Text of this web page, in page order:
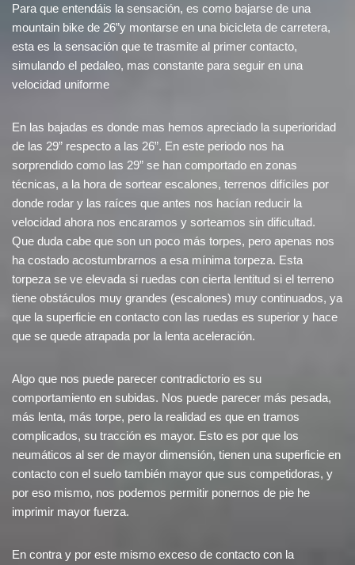
Para que entendáis la sensación, es como bajarse de una
mountain bike de 26”y montarse en una bicicleta de carretera,
esta es la sensación que te trasmite al primer contacto,
simulando el pedaleo, mas constante para seguir en una
velocidad uniforme
En las bajadas es donde mas hemos apreciado la superioridad
de las 29” respecto a las 26”. En este periodo nos ha
sorprendido como las 29” se han comportado en zonas
técnicas, a la hora de sortear escalones, terrenos difíciles por
donde rodar y las raíces que antes nos hacían reducir la
velocidad ahora nos encaramos y sorteamos sin dificultad.
Que duda cabe que son un poco más torpes, pero apenas nos
ha costado acostumbrarnos a esa mínima torpeza. Esta
torpeza se ve elevada si ruedas con cierta lentitud si el terreno
tiene obstáculos muy grandes (escalones) muy continuados, ya
que la superficie en contacto con las ruedas es superior y hace
que se quede atrapada por la lenta aceleración.
Algo que nos puede parecer contradictorio es su
comportamiento en subidas. Nos puede parecer más pesada,
más lenta, más torpe, pero la realidad es que en tramos
complicados, su tracción es mayor. Esto es por que los
neumáticos al ser de mayor dimensión, tienen una superficie en
contacto con el suelo también mayor que sus competidoras, y
por eso mismo, nos podemos permitir ponernos de pie he
imprimir mayor fuerza.
En contra y por este mismo exceso de contacto con la